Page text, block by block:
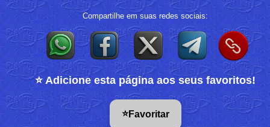
Compartilhe em suas redes sociais:
⭐ Adicione esta página aos seus favoritos!
⭐Favoritar